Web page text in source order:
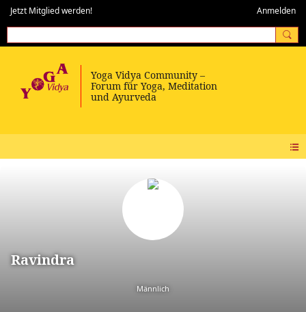
Jetzt Mitglied werden! Anmelden
Ravindra
Männlich